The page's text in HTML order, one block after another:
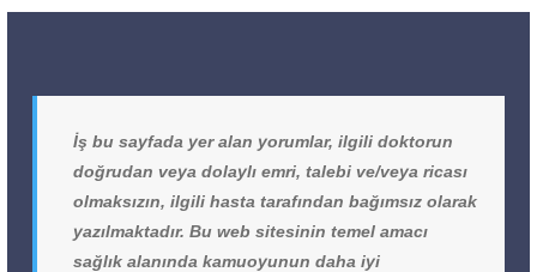
İş bu sayfada yer alan yorumlar, ilgili doktorun
doğrudan veya dolaylı emri, talebi ve/veya ricası
olmaksızın, ilgili hasta tarafından bağımsız olarak
yazılmaktadır. Bu web sitesinin temel amacı
sağlık alanında kamuoyunun daha iyi